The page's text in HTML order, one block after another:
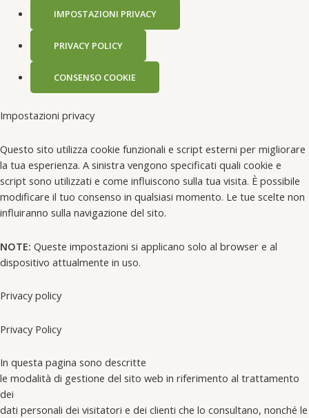
IMPOSTAZIONI PRIVACY
PRIVACY POLICY
CONSENSO COOKIE
Impostazioni privacy
Questo sito utilizza cookie funzionali e script esterni per migliorare
la tua esperienza. A sinistra vengono specificati quali cookie e
script sono utilizzati e come influiscono sulla tua visita. È possibile
modificare il tuo consenso in qualsiasi momento. Le tue scelte non
influiranno sulla navigazione del sito.
NOTE: Queste impostazioni si applicano solo al browser e al
dispositivo attualmente in uso.
Privacy policy
Privacy Policy
In questa pagina sono descritte
le modalità di gestione del sito web in riferimento al trattamento
dei
dati personali dei visitatori e dei clienti che lo consultano, nonché le